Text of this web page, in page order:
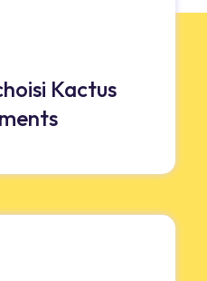
Kactus